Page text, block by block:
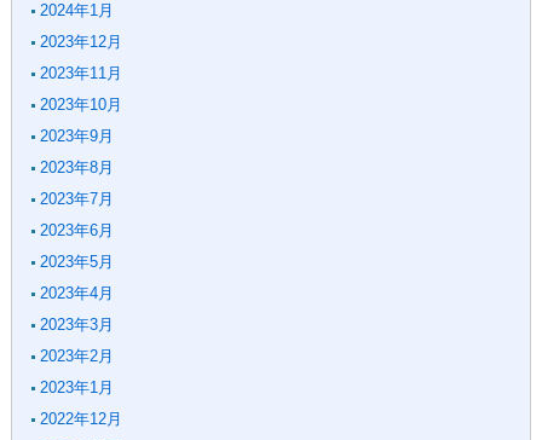
2024年1月
2023年12月
2023年11月
2023年10月
2023年9月
2023年8月
2023年7月
2023年6月
2023年5月
2023年4月
2023年3月
2023年2月
2023年1月
2022年12月